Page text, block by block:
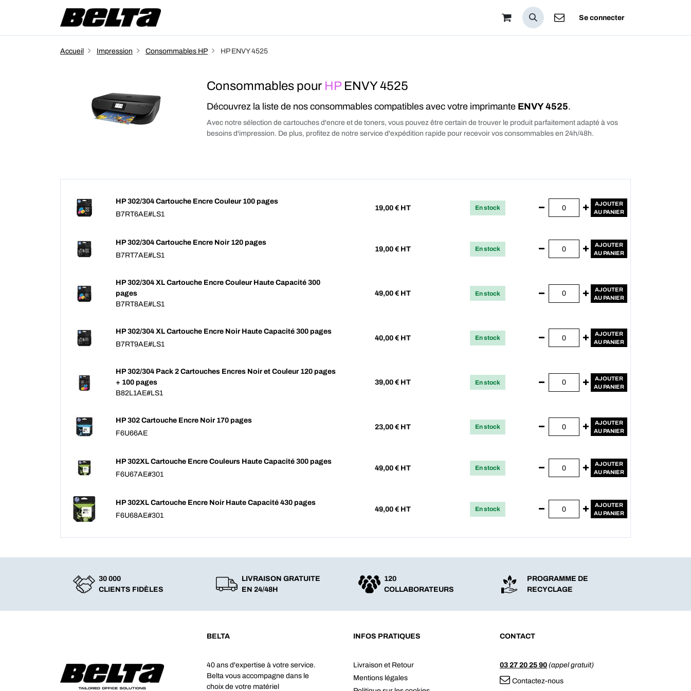
Se connecter
Accueil Impression Consommables HP HP ENVY 4525
Consommables pour HP ENVY 4525
Découvrez la liste de nos consommables compatibles avec votre imprimante ENVY 4525.
Avec notre sélection de cartouches d'encre et de toners, vous pouvez être certain de trouver le produit parfaitement adapté à vos
besoins d'impression. De plus, profitez de notre service d'expédition rapide pour recevoir vos consommables en 24h/48h.
HP 302/304 Cartouche Encre Couleur 100 pages
B7RT6AE#LS1
19,00 € HT En stock
AJOUTER
AU PANIER
HP 302/304 Cartouche Encre Noir 120 pages
B7RT7AE#LS1
19,00 € HT En stock
AJOUTER
AU PANIER
HP 302/304 XL Cartouche Encre Couleur Haute Capacité 300
pages
B7RT8AE#LS1
49,00 € HT En stock
AJOUTER
AU PANIER
HP 302/304 XL Cartouche Encre Noir Haute Capacité 300 pages
B7RT9AE#LS1
40,00 € HT En stock
AJOUTER
AU PANIER
HP 302/304 Pack 2 Cartouches Encres Noir et Couleur 120 pages
+ 100 pages
B82L1AE#LS1
39,00 € HT En stock
AJOUTER
AU PANIER
HP 302 Cartouche Encre Noir 170 pages
F6U66AE
23,00 € HT En stock
AJOUTER
AU PANIER
HP 302XL Cartouche Encre Couleurs Haute Capacité 300 pages
F6U67AE#301
49,00 € HT En stock
AJOUTER
AU PANIER
HP 302XL Cartouche Encre Noir Haute Capacité 430 pages
F6U68AE#301
49,00 € HT En stock
AJOUTER
AU PANIER
30 000
CLIENTS FIDÈLES
LIVRAISON GRATUITE
EN 24/48H
120
COLLABORATEURS
PROGRAMME DE
RECYCLAGE
BELTA
40 ans d'expertise à votre service.
Belta vous accompagne dans le
choix de votre matériel
INFOS PRATIQUES
Livraison et Retour
Mentions légales
CONTACT
03 27 20 25 90 (appel gratuit)
Contactez-nous